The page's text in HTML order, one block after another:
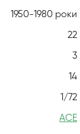
1950-1980 роки
22
3
14
1/72
ACE